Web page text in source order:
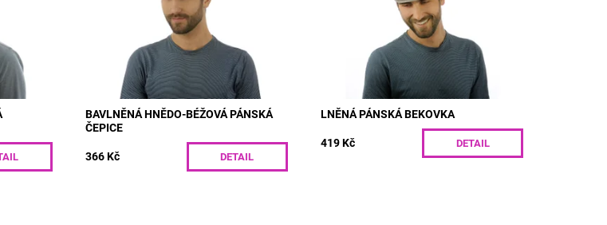
Skladem
R11-1/55
BAVLNĚNÁ HNĚDO-BÉŽOVÁ PÁNSKÁ
ČEPICE
366 Kč DETAIL
Skladem
R11/55
LNĚNÁ PÁNSKÁ BEKOVKA
419 Kč DETAIL